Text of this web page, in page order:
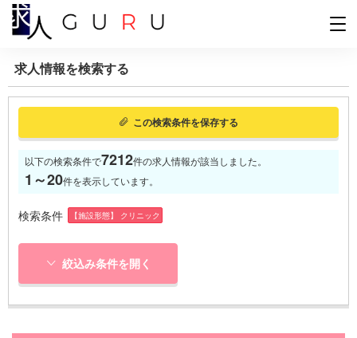
求人情報を検索する
この検索条件を保存する
以下の検索条件で7212件の求人情報が該当しました。
1～20件を表示しています。
検索条件 【施設形態】 クリニック
絞込み条件を開く